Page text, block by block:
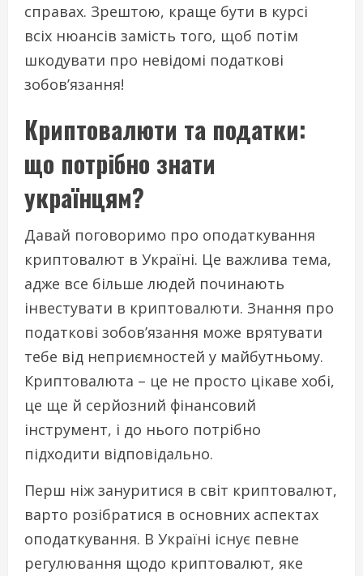
справах. Зрештою, краще бути в курсі
всіх нюансів замість того, щоб потім
шкодувати про невідомі податкові
зобов’язання!
Криптовалюти та податки:
що потрібно знати
українцям?
Давай поговоримо про оподаткування
криптовалют в Україні. Це важлива тема,
адже все більше людей починають
інвестувати в криптовалюти. Знання про
податкові зобов’язання може врятувати
тебе від неприємностей у майбутньому.
Криптовалюта – це не просто цікаве хобі,
це ще й серйозний фінансовий
інструмент, і до нього потрібно
підходити відповідально.
Перш ніж зануритися в світ криптовалют,
варто розібратися в основних аспектах
оподаткування. В Україні існує певне
регулювання щодо криптовалют, яке